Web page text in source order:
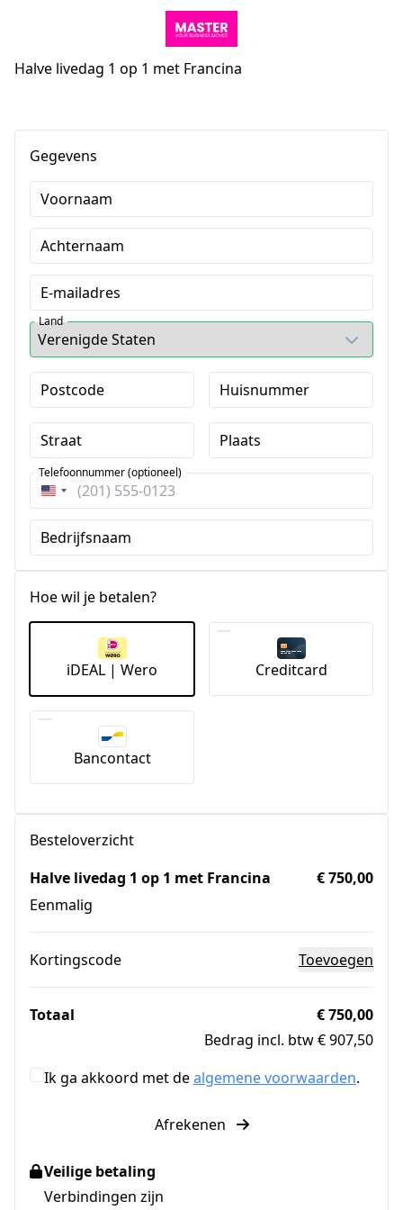
Halve livedag 1 op 1 met Francina
Gegevens
Voornaam
Achternaam
E-mailadres
Land
Postcode Huisnummer
Straat Plaats
Verenigde
Staten
+1
Telefoonnummer (optioneel)
Bedrijfsnaam
Hoe wil je betalen?
iDEAL | Wero Creditcard
Bancontact
Besteloverzicht
Halve livedag 1 op 1 met Francina
Eenmalig
€ 750,00
Kortingscode Toevoegen
Totaal
€ 750,00
Bedrag incl. btw € 907,50
Ik ga akkoord met dealgemene voorwaarden.
Afrekenen
Veilige betaling
Verbindingen zijn